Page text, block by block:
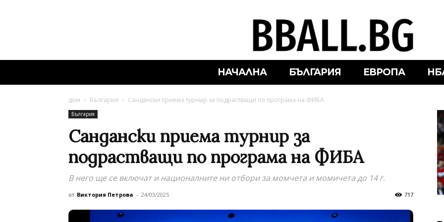
НАЧАЛНА БЪЛГАРИЯ ЕВРОПА
дом България Сандански приема турнир за подрастващи по програма на ФИБА
България
Сандански приема турнир за
подрастващи по програма на ФИБА
В него ще се включат и националните ни отбори за момчета и момичета до 14 г.
от Виктория Петрова - 24/03/2025 717